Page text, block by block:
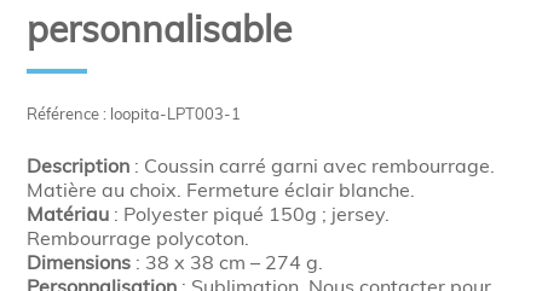
Référence : loopita-LPT003-1
personnalisable
Description : Coussin carré garni avec rembourrage.
Matière au choix. Fermeture éclair blanche.
Matériau : Polyester piqué 150g ; jersey.
Rembourrage polycoton.
Dimensions : 38 x 38 cm – 274 g.
Personnalisation : Sublimation. Nous contacter pour